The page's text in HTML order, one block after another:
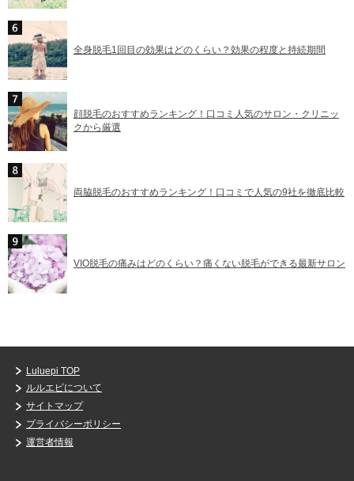
全身脱毛1回目の効果はどのくらい？効果の程度と持続期間
顔脱毛のおすすめランキング！口コミ人気のサロン・クリニッ
クから厳選
両脇脱毛のおすすめランキング！口コミで人気の9社を徹底比較
VIO脱毛の痛みはどのくらい？痛くない脱毛ができる最新サロン
Luluepi TOP
ルルエピについて
サイトマップ
プライバシーポリシー
運営者情報